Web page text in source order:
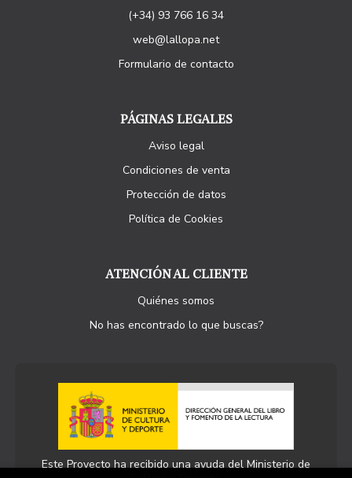
(+34) 93 766 16 34
web@lallopa.net
Formulario de contacto
PÁGINAS LEGALES
Aviso legal
Condiciones de venta
Protección de datos
Política de Cookies
ATENCIÓN AL CLIENTE
Quiénes somos
No has encontrado lo que buscas?
Este Proyecto ha recibido una ayuda del Ministerio de